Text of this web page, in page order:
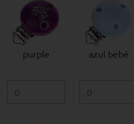
purple azul bebé